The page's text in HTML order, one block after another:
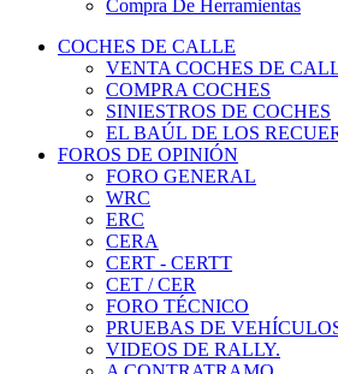
COCHES DE CALLE
VENTA COCHES DE
COMPRA COCHES
SINIESTROS DE COCHES
EL BAÚL DE LOS
FOROS DE OPINIÓN
FORO GENERAL
WRC
ERC
CERA
CERT - CERTT
CET / CER
FORO TÉCNICO
PRUEBAS DE
VIDEOS DE RALLY.
A CONTRATRAMO
TIENDA ONLINE